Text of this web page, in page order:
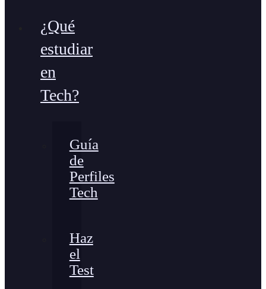
¿Qué
estudiar
en
Tech?
Guía
de
Perfiles
Tech
Haz
el
Test